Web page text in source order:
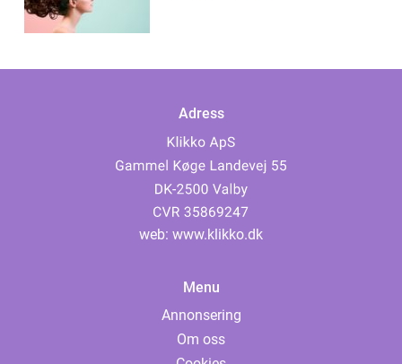
Adress
web: www.klikko.dk
Menu
Annonsering
Om oss